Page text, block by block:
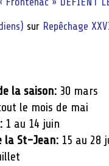
sur Repêchage
la saison: 30 mars
le mois de mai
1 au 14 juin
la St-Jean: 15 au 28